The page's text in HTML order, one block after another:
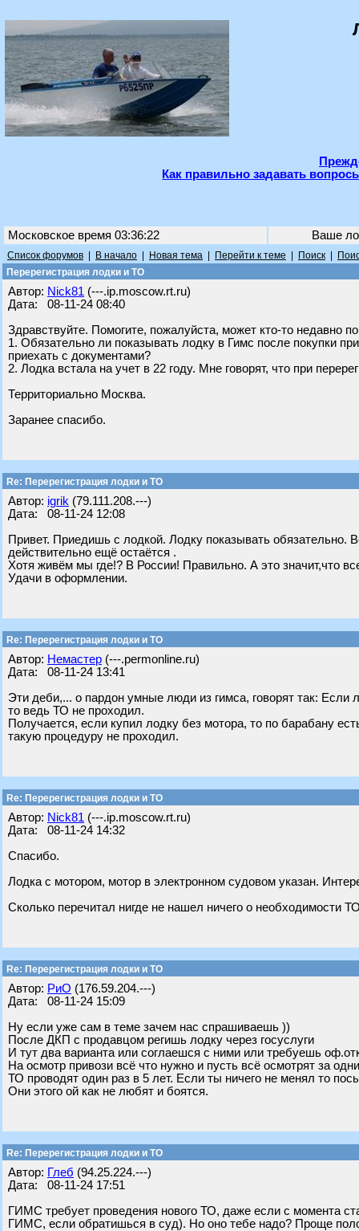
Как правильно задавать
Московское время 03:36:22 Ваше
Список форумов В начало Новая тема Перейти к теме Поиск
Перерегистрация лодки и ТО
Автор: Nick81 (---.ip.moscow.rt.ru)
Дата: 08-11-24 08:40
Здравствуйте. Помогите, пожалуйста, может кто-то недавно
1. Обязательно ли показывать лодку в Гимс после покупки
приехать с документами?
2. Лодка встала на учет в 22 году. Мне говорят, что при
Территориально Москва.
Заранее спасибо.
Re: Перерегистрация лодки и ТО
Автор: igrik (79.111.208.---)
Дата: 08-11-24 12:08
Привет. Приедишь с лодкой. Лодку показывать
действительно ещё остаётся .
Хотя живём мы где!? В России! Правильно. А это значит,что
Удачи в оформлении.
Re: Перерегистрация лодки и ТО
Автор: Немастер (---.permonline.ru)
Дата: 08-11-24 13:41
Эти деби,... о пардон умные люди из гимса, говорят так:
то ведь ТО не проходил.
Получается, если купил лодку без мотора, то по барабану
такую процедуру не проходил.
Re: Перерегистрация лодки и ТО
Автор: Nick81 (---.ip.moscow.rt.ru)
Дата: 08-11-24 14:32
Спасибо.
Лодка с мотором, мотор в электронном судовом указан.
Сколько перечитал нигде не нашел ничего о необходимости
Re: Перерегистрация лодки и ТО
Автор: РиО (176.59.204.---)
Дата: 08-11-24 15:09
Ну если уже сам в теме зачем нас спрашиваешь ))
После ДКП с продавцом регишь лодку через госуслуги
И тут два варианта или соглаешся с ними или требуешь
На осмотр привози всё что нужно и пусть всё осмотрят за
ТО проводят один раз в 5 лет. Если ты ничего не менял то
Они этого ой как не любят и боятся.
Re: Перерегистрация лодки и ТО
Автор: Глеб (94.25.224.---)
Дата: 08-11-24 17:51
ГИМС требует проведения нового ТО, даже если с момента
ГИМС, если обратишься в суд). Но оно тебе надо? Проще